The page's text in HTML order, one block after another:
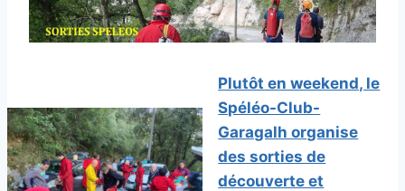
Plutôt en weekend, le
Spéléo-Club-
Garagalh organise
des sorties de
découverte et